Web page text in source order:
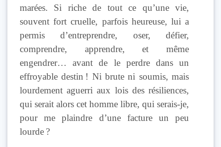
marées. Si riche de tout ce qu’une vie,
souvent fort cruelle, parfois heureuse, lui a
permis d’entreprendre, oser, défier,
comprendre, apprendre, et même
engendrer… avant de le perdre dans un
effroyable destin ! Ni brute ni soumis, mais
lourdement aguerri aux lois des résiliences,
qui serait alors cet homme libre, qui serais-je,
pour me plaindre d’une facture un peu
lourde ?